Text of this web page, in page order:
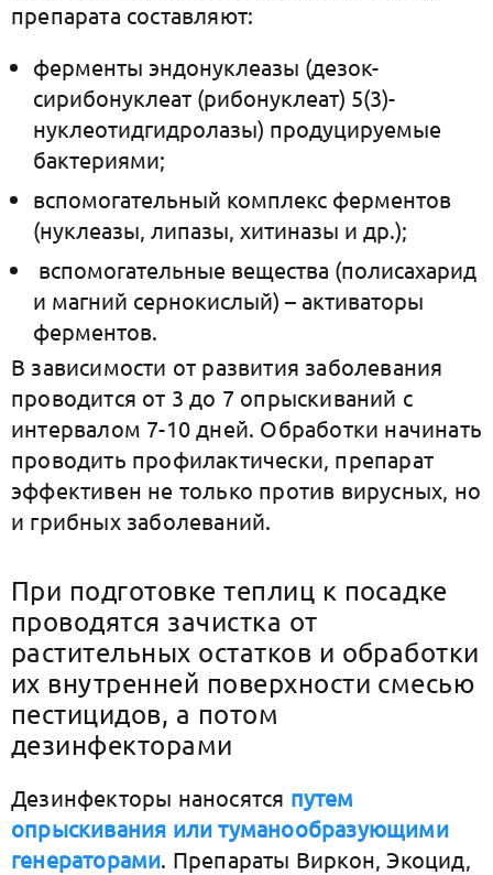
препарата составляют:
ферменты эндонуклеазы (дезок-
сирибонуклеат (рибонуклеат) 5(3)-
нуклеотидгидролазы) продуцируемые
бактериями;
вспомогательный комплекс ферментов
(нуклеазы, липазы, хитиназы и др.);
вспомогательные вещества (полисахарид
и магний сернокислый) – активаторы
ферментов.
В зависимости от развития заболевания
проводится от 3 до 7 опрыскиваний с
интервалом 7-10 дней. Обработки начинать
проводить профилактически, препарат
эффективен не только против вирусных, но
и грибных заболеваний.
При подготовке теплиц к посадке
проводятся зачистка от
растительных остатков и обработки
их внутренней поверхности смесью
пестицидов, а потом
дезинфекторами
Дезинфекторы наносятся путем
опрыскивания или туманообразующими
генераторами. Препараты Виркон, Экоцид,